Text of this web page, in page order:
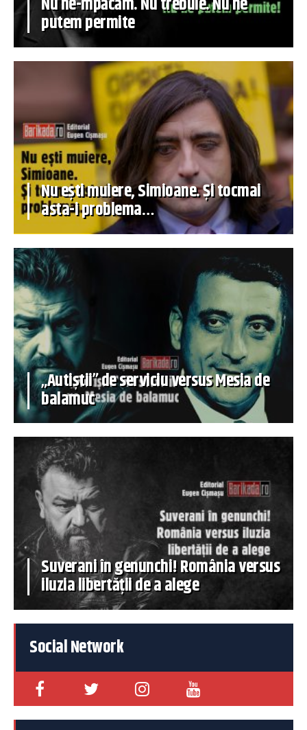
putem permite
Nu ești muiere, Simioane. Și tocmai
asta-i problema…
„Autiștii” de serviciu versus Mesia de
balamuc
Suverani în genunchi! România versus
iluzia libertății de a alege
Social Network